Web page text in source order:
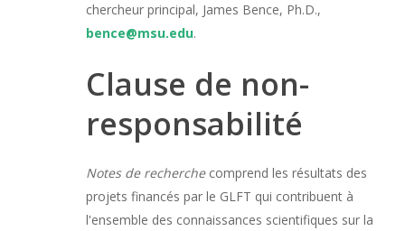
chercheur principal, James Bence, Ph.D.,
bence@msu.edu.
Clause de non-
responsabilité
Notes de recherche comprend les résultats des
projets financés par le GLFT qui contribuent à
l'ensemble des connaissances scientifiques sur la